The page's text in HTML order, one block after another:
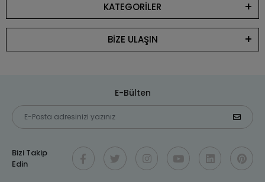
KATEGORİLER
BİZE ULAŞIN
E-Bülten
Bizi Takip
Edin